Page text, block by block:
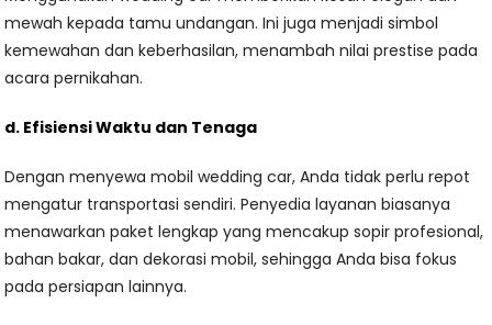
mewah kepada tamu undangan. Ini juga menjadi simbol
kemewahan dan keberhasilan, menambah nilai prestise pada
acara pernikahan.
d. Efisiensi Waktu dan Tenaga
Dengan menyewa mobil wedding car, Anda tidak perlu repot
mengatur transportasi sendiri. Penyedia layanan biasanya
menawarkan paket lengkap yang mencakup sopir profesional,
bahan bakar, dan dekorasi mobil, sehingga Anda bisa fokus
pada persiapan lainnya.